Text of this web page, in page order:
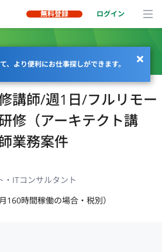
無料登録 ログイン
、より便利にお仕事探しができます。
講師/週1日/フルリモー
修（アーキテクト講
業務案件
・ITコンサルタント
160時間稼働の場合・税別）